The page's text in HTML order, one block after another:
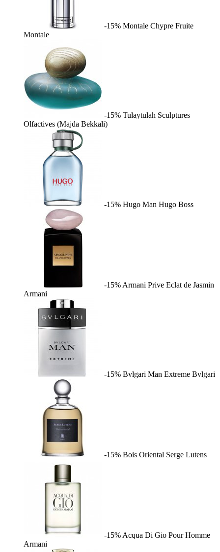
-15% Montale Chypre Fruite
Montale
-15% Tulaytulah Sculptures
Olfactives (Majda Bekkali)
-15% Hugo Man Hugo Boss
-15% Armani Prive Eclat de Jasmin
Armani
-15% Bvlgari Man Extreme Bvlgari
-15% Bois Oriental Serge Lutens
-15% Acqua Di Gio Pour Homme
Armani